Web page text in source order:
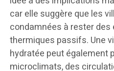
car elle suggère que les
condamnées à rester
thermiques passifs. Une
hydratée peut également
microclimats, des